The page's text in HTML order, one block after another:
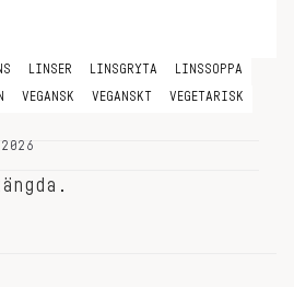
LINSER LINSGRYTA LINSSOPPA
VEGANSK VEGANSKT VEGETARISK